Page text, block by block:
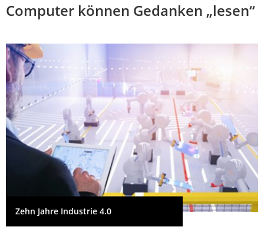
Computer können Gedanken „lesen“
Zehn Jahre Industrie 4.0